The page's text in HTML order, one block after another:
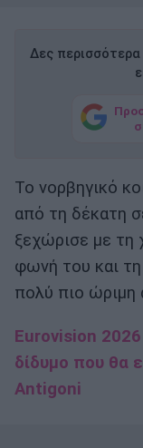
Δες
Το νορβηγικό
από τη δέκατη
ξεχώρισε με τη
φωνή του και
πολύ πιο ώριμη
Eurovision
δίδυμο που θα
Antigoni